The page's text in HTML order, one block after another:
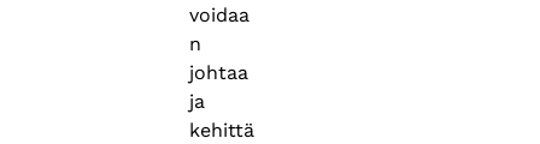
voidaa
n
johtaa
ja
kehittä